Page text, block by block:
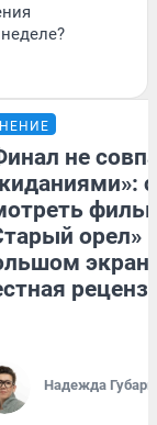
не
орел»
Надежда Губарь